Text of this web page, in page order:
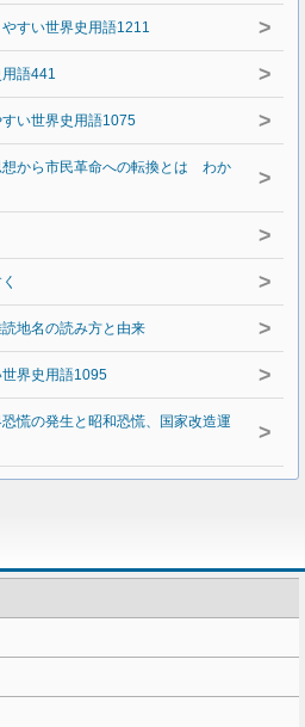
すい世界史用語1211 >
語441 >
い世界史用語1075 >
想から市民革命への転換とは わか
>
>
>
読地名の読み方と由来 >
界史用語1095 >
慌の発生と昭和恐慌、国家改造運
>